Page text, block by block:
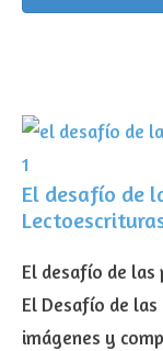
El desafío de
El desafío de las
El Desafío de las
imágenes y